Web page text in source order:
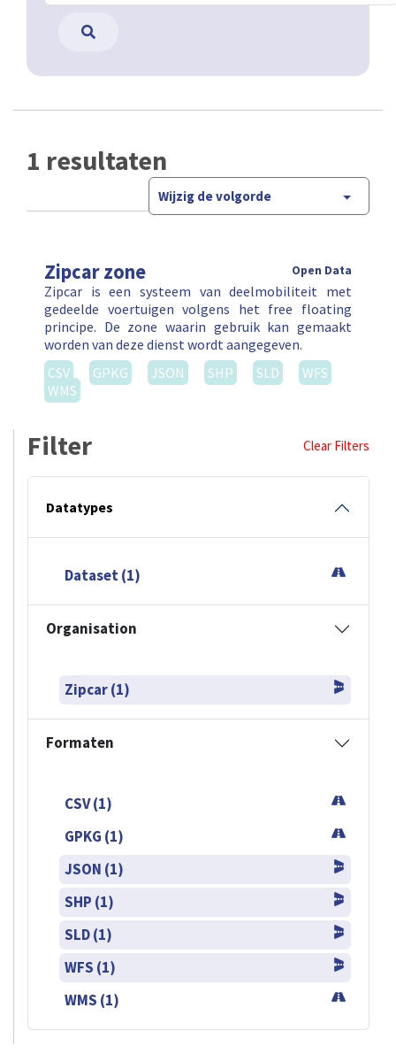
1 resultaten
Wijzig de volgorde
Zipcar zone Open Data
Zipcar is een systeem van deelmobiliteit met
gedeelde voertuigen volgens het free floating
principe. De zone waarin gebruik kan gemaakt
worden van deze dienst wordt aangegeven.
CSV
GPKG JSON SHP SLD
WFS
WMS
Filter Clear Filters
Datatypes
Dataset (1)
Organisation
Zipcar (1)
Formaten
CSV (1)
GPKG (1)
JSON (1)
SHP (1)
SLD (1)
WFS (1)
WMS (1)